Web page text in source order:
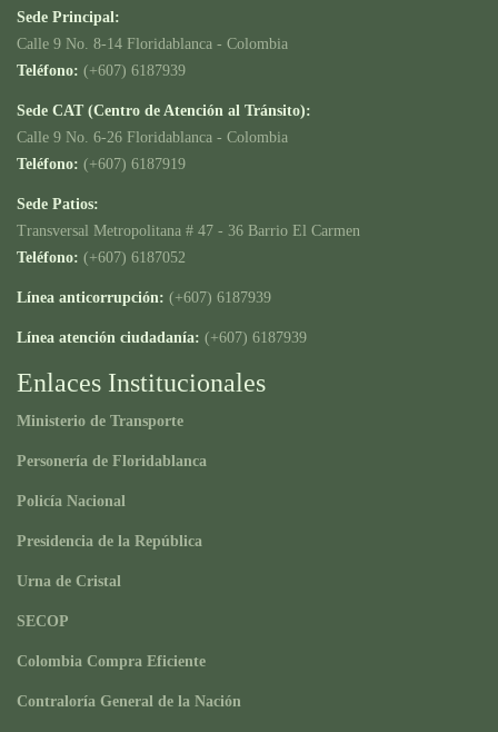
Sede Principal:
Calle 9 No. 8-14 Floridablanca - Colombia
Teléfono: (+607) 6187939
Sede CAT (Centro de Atención al Tránsito):
Calle 9 No. 6-26 Floridablanca - Colombia
Teléfono: (+607) 6187919
Sede Patios:
Transversal Metropolitana # 47 - 36 Barrio El Carmen
Teléfono: (+607) 6187052
Línea anticorrupción: (+607) 6187939
Línea atención ciudadanía: (+607) 6187939
Enlaces Institucionales
Ministerio de Transporte
Personería de Floridablanca
Policía Nacional
Presidencia de la República
Urna de Cristal
SECOP
Colombia Compra Eficiente
Contraloría General de la Nación